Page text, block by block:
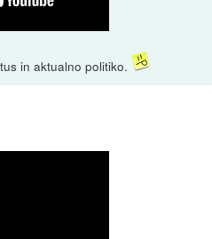
in aktualno politiko.